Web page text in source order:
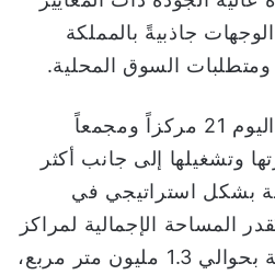
جاذبيةً بالمملكة
ومتطلبات السوق المحلية.
وتمتلك سينومي سنترز اليوم 21 مركزاً ومجمعاً
وتشغيلها إلى جانب أكثر
موزعة بشكل استراتيجي في
المساحة الإجمالية لمراكز
التسوق الخاصة بالشركة بحوالي 1.3 مليون متر مربع،